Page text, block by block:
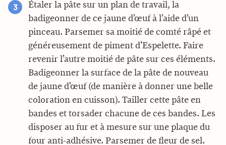
Étaler la pâte sur un plan de travail, la
badigeonner de ce jaune d’œuf à l’aide d’un
pinceau. Parsemer sa moitié de comté râpé et
généreusement de piment d’Espelette. Faire
revenir l’autre moitié de pâte sur ces éléments.
Badigeonner la surface de la pâte de nouveau
de jaune d’œuf (de manière à donner une belle
coloration en cuisson). Tailler cette pâte en
bandes et torsader chacune de ces bandes. Les
disposer au fur et à mesure sur une plaque du
four anti-adhésive. Parsemer de fleur de sel.